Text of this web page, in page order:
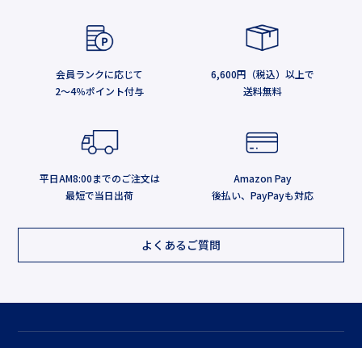
会員ランクに応じて
2～4％ポイント付与
6,600円（税込）以上で
送料無料
平日AM8:00までのご注文は
最短で当日出荷
Amazon Pay
後払い、PayPayも対応
よくあるご質問